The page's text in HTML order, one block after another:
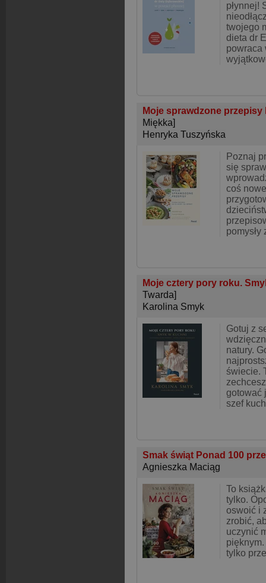
płynnej!
twojego
dieta dr
powraca
Moje sprawdzone
Miękka]
Henryka Tuszyńska
Poznaj
się
coś
pomysły
Moje cztery pory roku.
Twarda]
Karolina Smyk
Gotuj z
natury.
świecie.
gotować
szef
Smak świąt Ponad 100
Agnieszka Maciąg
To
tylko.
oswoić i
zrobić,
uczynić
tylko